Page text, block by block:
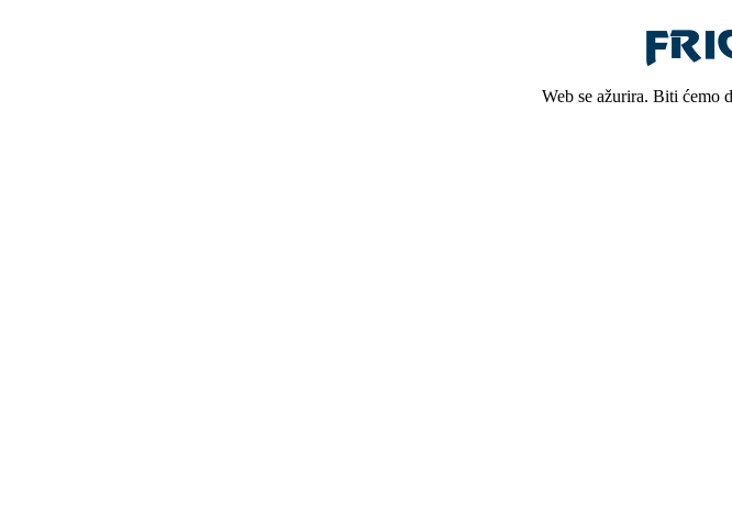
Web se ažurira. Biti ćemo